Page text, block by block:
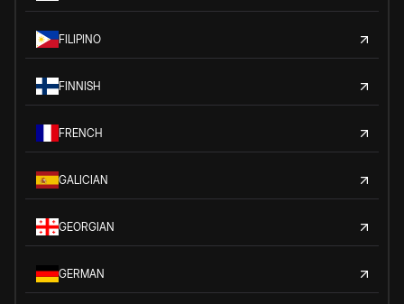
FILIPINO
FINNISH
FRENCH
GALICIAN
GEORGIAN
GERMAN